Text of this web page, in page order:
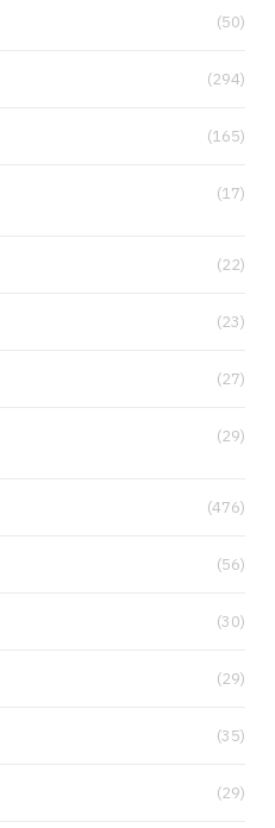
(50)
(294)
(165)
(17)
(22)
(23)
(27)
(29)
(476)
(56)
(30)
(29)
(35)
(29)